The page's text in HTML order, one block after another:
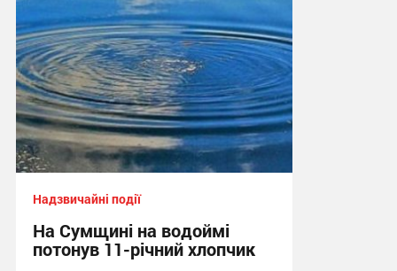
Надзвичайні події
На Сумщині на водоймі
потонув 11-річний хлопчик